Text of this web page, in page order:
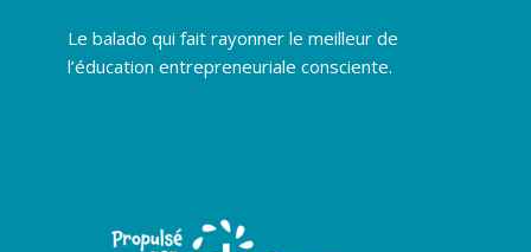
Le balado qui fait rayonner le meilleur de
l’éducation entrepreneuriale consciente.